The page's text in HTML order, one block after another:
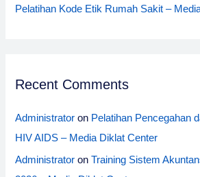
Pelatihan Kode Etik Rumah Sakit –
Recent Comments
Administrator on Pelatihan Pencegahan
HIV AIDS – Media Diklat Center
Administrator onTraining Sistem